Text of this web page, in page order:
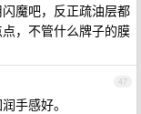
魔吧，反正疏油层都
，不管什么牌子的膜
47
手感好。